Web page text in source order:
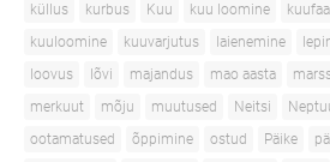
küllus
kurbus Kuu kuu loomine
kuuloomine
kuuvarjutus laienemine
loovus
lõvi majandus mao aasta
merkuut
mõju muutused Neitsi
ootamatused
õppimine ostud Päike